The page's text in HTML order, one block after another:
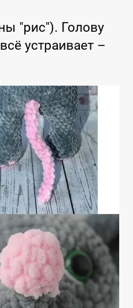
"рис"). Голову
устраивает –